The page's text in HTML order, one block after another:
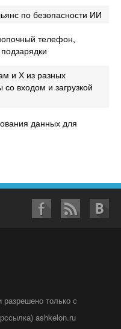
по безопасности ИИ
телефон,
и Х из разных
входом и загрузкой
данных для
только с
ashkelon.ru